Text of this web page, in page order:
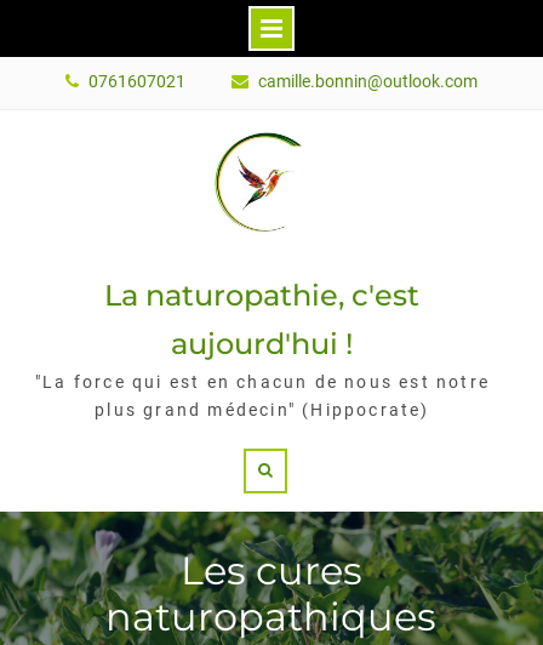
0761607021 camille.bonnin@outlook.com
La naturopathie, c'est
aujourd'hui !
"La force qui est en chacun de nous est notre
plus grand médecin" (Hippocrate)
Les cures
naturopathiques